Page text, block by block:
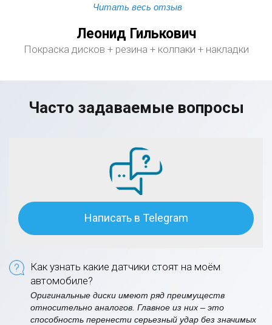
Читать весь отзыв
Леонид Гилькович
Покраска дисков + резина + колпаки + накладки
Часто задаваемые вопросы
Написать в Telegram
Как узнать какие датчики стоят на моём
автомобиле?
Оригинальные диски имеют ряд преимуществ
относительно аналогов. Главное из них – это
способность перенести серьезный удар без значимых